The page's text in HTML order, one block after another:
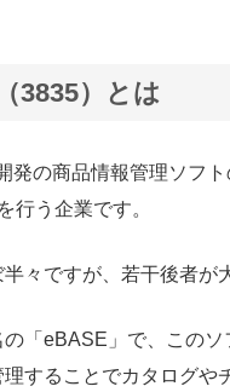
3835）とは
発の商品情報管理ソフ
行う企業です。
々ですが、若干後者が
の「eBASE」で、このソ
することでカタログや